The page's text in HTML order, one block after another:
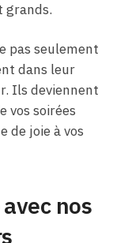
grands.
pas seulement
dans leur
Ils deviennent
vos soirées
de joie à vos
nos